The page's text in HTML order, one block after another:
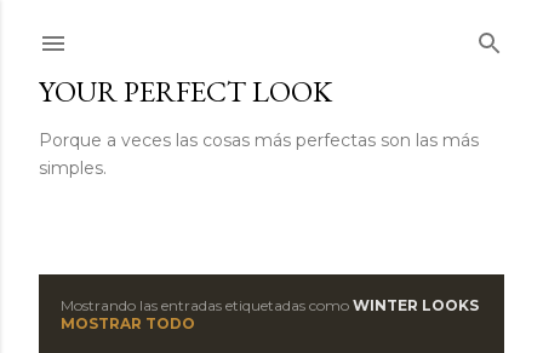
YOUR PERFECT LOOK
Porque a veces las cosas más perfectas son las más
simples.
Mostrando las entradas etiquetadas como WINTER LOOKS
MOSTRAR TODO